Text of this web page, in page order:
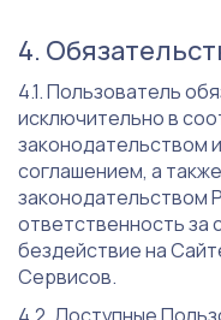
Пользователь
исключительно в
законодательством
соглашением, а
законодательством
ответственность за
бездействие на
Сервисов.